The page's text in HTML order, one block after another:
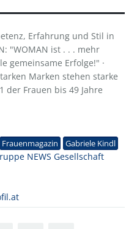
Erfahrung und Stil in
"WOMAN ist . . . mehr
gemeinsame Erfolge!" ·
Marken stehen starke
der Frauen bis 49 Jahre
Frauenmagazin Gabriele Kindl
NEWS Gesellschaft